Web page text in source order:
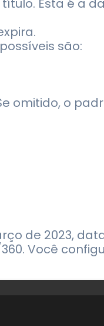
Esta é a
são:
omitido, o
de 2023,
Você